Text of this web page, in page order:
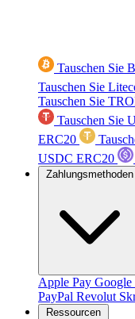
Tauschen Sie
Tauschen Sie
Tauschen Sie
Tauschen Sie
ERC20
USDC ERC20
Zahlungsmethoden
Apple Pay Google
PayPal Revolut
Ressourcen